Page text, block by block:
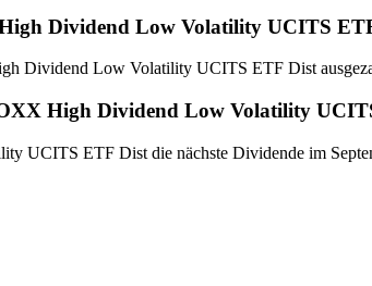
Dividend Low Volatility UCITS
Dividend Low Volatility UCITS ETF Dist
High Dividend Low Volatility
UCITS ETF Dist die nächste Dividende im